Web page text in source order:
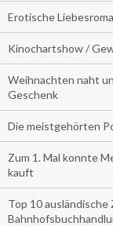
Erotische
Kinochartshow /
Weihnachten naht
Geschenk
Die meistgehörten
Zum 1. Mal konnte
kauft
Top 10